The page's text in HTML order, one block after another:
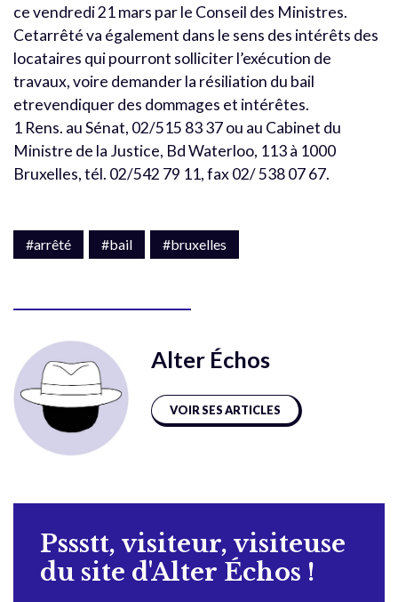
ce vendredi 21 mars par le Conseil des Ministres.
Cetarrêté va également dans le sens des intérêts des
locataires qui pourront solliciter l’exécution de
travaux, voire demander la résiliation du bail
etrevendiquer des dommages et intérêtes.
1 Rens. au Sénat, 02/515 83 37 ou au Cabinet du
Ministre de la Justice, Bd Waterloo, 113 à 1000
Bruxelles, tél. 02/542 79 11, fax 02/ 538 07 67.
#arrêté #bail #bruxelles
Alter Échos
VOIR SES ARTICLES
Pssstt, visiteur, visiteuse
du site d'Alter Échos !